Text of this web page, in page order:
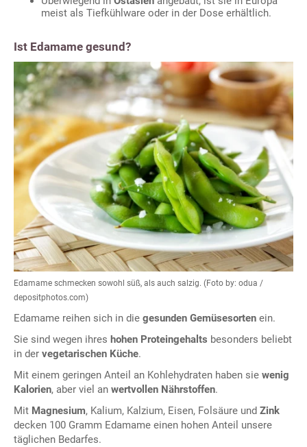
meist als Tiefkühlware oder in der Dose erhältlich.
Ist Edamame gesund?
Edamame schmecken sowohl süß, als auch salzig. (Foto by: odua /
depositphotos.com)
Edamame reihen sich in die gesunden Gemüsesorten ein.
Sie sind wegen ihres hohen Proteingehalts besonders beliebt
in der vegetarischen Küche.
Mit einem geringen Anteil an Kohlehydraten haben sie wenig
Kalorien, aber viel an wertvollen Nährstoffen.
Mit Magnesium, Kalium, Kalzium, Eisen, Folsäure und Zink
decken 100 Gramm Edamame einen hohen Anteil unsere
täglichen Bedarfes.